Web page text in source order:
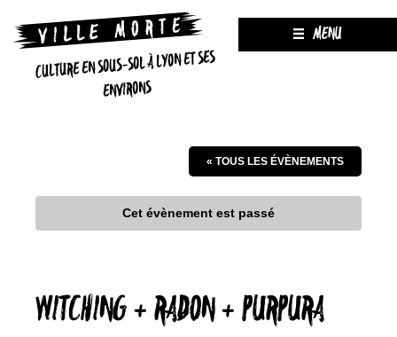
CULTURE EN SOUS-SOL À LYON ET SES
ENVIRONS
MENU
« TOUS LES ÉVÈNEMENTS
Cet évènement est passé
WITCHING + RADON + PURPURA